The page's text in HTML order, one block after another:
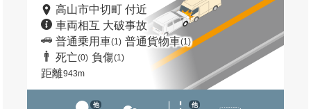
高山市中切町 付近
車両相互 大破事故
普通乗用車(1) 普通貨物車(1)
死亡(0) 負傷(1)
距離943m
他 他